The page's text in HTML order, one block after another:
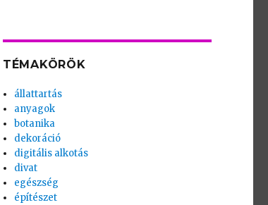
TÉMAKÖRÖK
állattartás
anyagok
botanika
dekoráció
digitális alkotás
divat
egészség
építészet